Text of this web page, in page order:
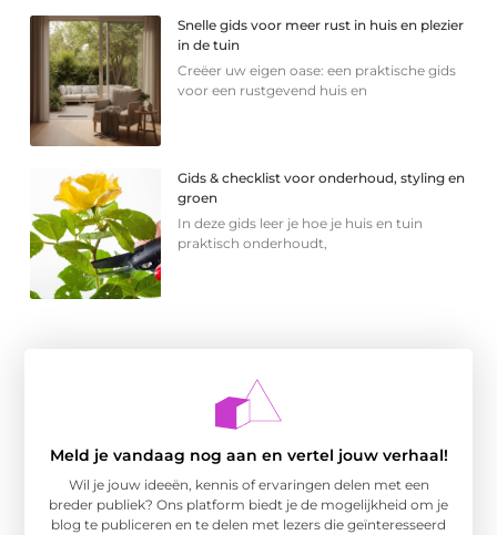
Snelle gids voor meer rust in huis en plezier
in de tuin
Creëer uw eigen oase: een praktische gids
voor een rustgevend huis en
Gids & checklist voor onderhoud, styling en
groen
In deze gids leer je hoe je huis en tuin
praktisch onderhoudt,
Meld je vandaag nog aan en vertel jouw verhaal!
Wil je jouw ideeën, kennis of ervaringen delen met een
breder publiek? Ons platform biedt je de mogelijkheid om je
blog te publiceren en te delen met lezers die geïnteresseerd